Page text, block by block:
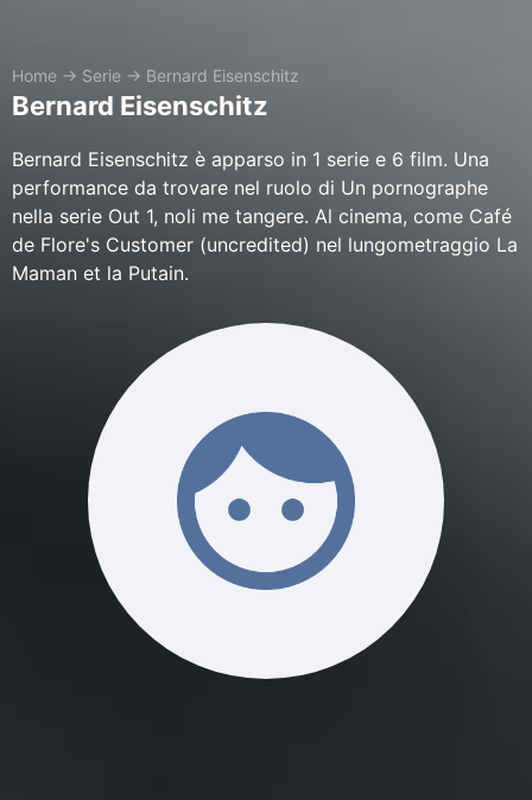
Home → Serie → Bernard Eisenschitz
Bernard Eisenschitz
Bernard Eisenschitz è apparso in 1 serie e 6 film. Una
performance da trovare nel ruolo di Un pornographe
nella serie Out 1, noli me tangere. Al cinema, come Café
de Flore's Customer (uncredited) nel lungometraggio La
Maman et la Putain.